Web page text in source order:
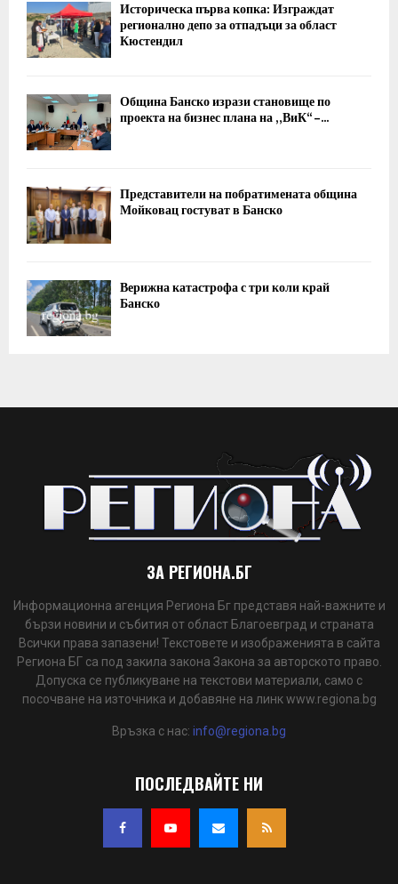
Историческа първа копка: Изграждат
регионално депо за отпадъци за област
Кюстендил
Община Банско изрази становище по
проекта на бизнес плана на „ВиК“ –...
Представители на побратимената община
Мойковац гостуват в Банско
Верижна катастрофа с три коли край
Банско
ЗА РЕГИОНА.БГ
Информационна агенция Региона Бг представя най-важните и
бързи новини и събития от област Благоевград и страната
Всички права запазени! Текстовете и изображенията в сайта
Региона БГ са под закила закона Закона за авторското право.
Допуска се публикуване на текстови материали, само с
посочване на източника и добавяне на линк www.regiona.bg
Връзка с нас: info@regiona.bg
ПОСЛЕДВАЙТЕ НИ